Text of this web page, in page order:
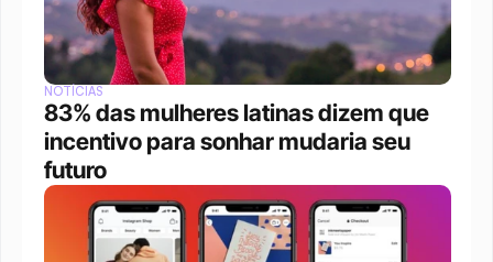
NOTÍCIAS
83% das mulheres latinas dizem que
incentivo para sonhar mudaria seu
futuro